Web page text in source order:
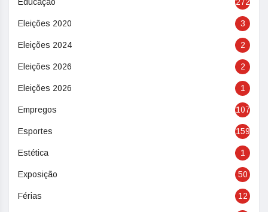
Eleições 2020 3
Eleições 2024 2
Eleições 2026 2
Eleições 2026 1
Empregos 107
Esportes 159
Estética 1
Exposição 50
Férias 12